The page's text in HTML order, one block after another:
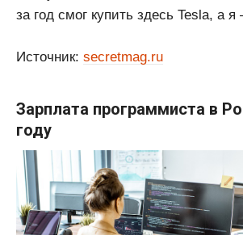
за год смог купить здесь Tesla, а
Источник: secretmag.ru
Зарплата программиста в
году